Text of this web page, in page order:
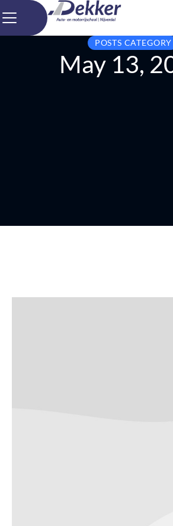
POSTS CATEGORY
May 13,